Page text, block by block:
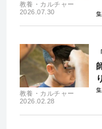
教養・カルチャー
2026.07.30
教養・カルチャー
2026.02.28